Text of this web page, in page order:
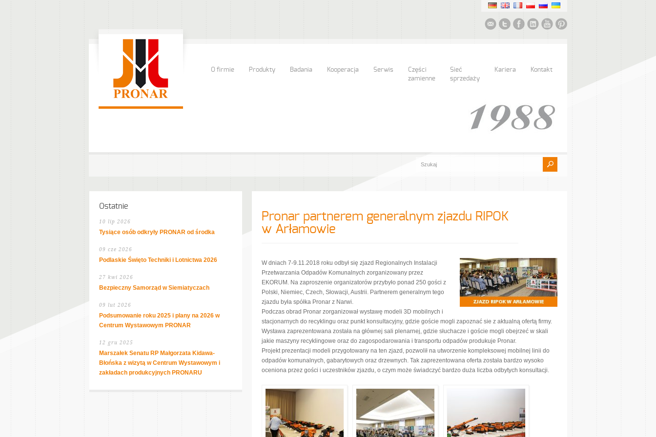
O firmie Produkty Badania Kooperacja Serwis
Części
zamienne
Sieć
sprzedaży
Kariera Kontakt
Pronar partnerem generalnym zjazdu RIPOK
w Arłamowie
W dniach 7-9.11.2018 roku odbył się zjazd Regionalnych Instalacji
Przetwarzania Odpadów Komunalnych zorganizowany przez
EKORUM. Na zaproszenie organizatorów przybyło ponad 250 gości z
Polski, Niemiec, Czech, Słowacji, Austrii. Partnerem generalnym tego
zjazdu była spółka Pronar z Narwi.
Podczas obrad Pronar zorganizował wystawę modeli 3D mobilnych i
stacjonarnych do recyklingu oraz punkt konsultacyjny, gdzie goście mogli zapoznać sie z aktualną ofertą firmy.
Wystawa zaprezentowana została na głównej sali plenarnej, gdzie słuchacze i goście mogli obejrzeć w skali
jakie maszyny recyklingowe oraz do zagospodarowania i transportu odpadów produkuje Pronar.
Projekt prezentacji modeli przygotowany na ten zjazd, pozwolił na utworzenie kompleksowej mobilnej linii do
odpadów komunalnych, gabarytowych oraz drzewnych. Tak zaprezentowana oferta została bardzo wysoko
oceniona przez gości i uczestników zjazdu, o czym może świadczyć bardzo duża liczba odbytych konsultacji.
Ostatnie
10 lip 2026
Tysiące osób odkryły PRONAR od środka
09 cze 2026
Podlaskie Święto Techniki i Lotnictwa 2026
27 kwi 2026
Bezpieczny Samorząd w Siemiatyczach
09 lut 2026
Podsumowanie roku 2025 i plany na 2026 w
Centrum Wystawowym PRONAR
12 gru 2025
Marszałek Senatu RP Małgorzata Kidawa-
Błońska z wizytą w Centrum Wystawowym i
zakładach produkcyjnych PRONARU